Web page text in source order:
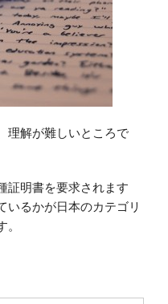
理解が難しいところで
証明書を要求されます
いるかが日本のカテゴリ